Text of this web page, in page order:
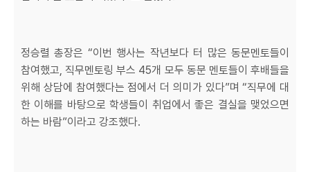
정승렬 총장은 “이번 행사는 작년보다 터 많은 동문멘토들이
참여했고, 직무멘토링 부스 45개 모두 동문 멘토들이 후배들을
위해 상담에 참여했다는 점에서 더 의미가 있다”며 “직무에 대
한 이해를 바탕으로 학생들이 취업에서 좋은 결실을 맺었으면
하는 바람”이라고 강조했다.